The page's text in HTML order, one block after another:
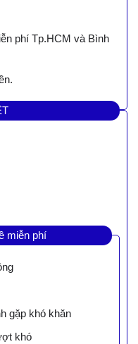
phí Tp.HCM và Bình
miễn phí
gặp khó khăn
khó